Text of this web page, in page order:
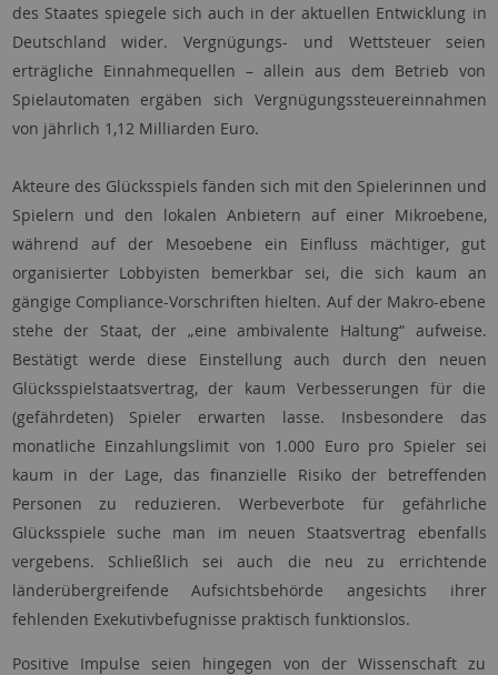
des Staates spiegele sich auch in der aktuellen Entwicklung in
Deutschland wider. Vergnügungs- und Wettsteuer seien
erträgliche Einnahmequellen – allein aus dem Betrieb von
Spielautomaten ergäben sich Vergnügungssteuereinnahmen
von jährlich 1,12 Milliarden Euro.
Akteure des Glücksspiels fänden sich mit den Spielerinnen und
Spielern und den lokalen Anbietern auf einer Mikroebene,
während auf der Mesoebene ein Einfluss mächtiger, gut
organisierter Lobbyisten bemerkbar sei, die sich kaum an
gängige Compliance-Vorschriften hielten. Auf der Makro-ebene
stehe der Staat, der „eine ambivalente Haltung“ aufweise.
Bestätigt werde diese Einstellung auch durch den neuen
Glücksspielstaatsvertrag, der kaum Verbesserungen für die
(gefährdeten) Spieler erwarten lasse. Insbesondere das
monatliche Einzahlungslimit von 1.000 Euro pro Spieler sei
kaum in der Lage, das finanzielle Risiko der betreffenden
Personen zu reduzieren. Werbeverbote für gefährliche
Glücksspiele suche man im neuen Staatsvertrag ebenfalls
vergebens. Schließlich sei auch die neu zu errichtende
länderübergreifende Aufsichtsbehörde angesichts ihrer
fehlenden Exekutivbefugnisse praktisch funktionslos.
Positive Impulse seien hingegen von der Wissenschaft zu